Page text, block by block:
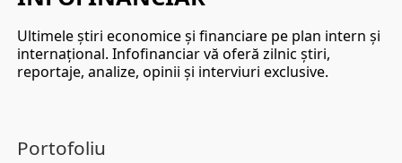
Ultimele ştiri economice şi financiare pe plan intern şi
internaţional. Infofinanciar vă oferă zilnic ştiri,
reportaje, analize, opinii şi interviuri exclusive.
Portofoliu